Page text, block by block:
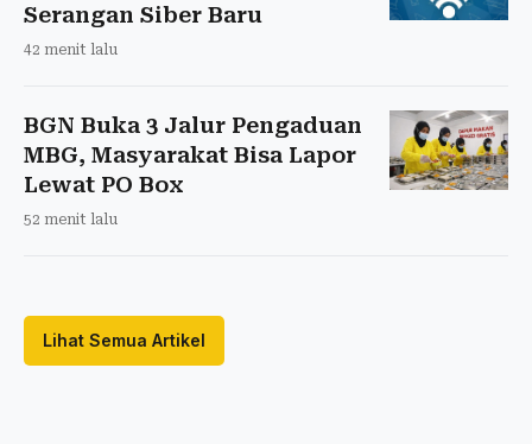
Serangan Siber Baru
42 menit lalu
BGN Buka 3 Jalur Pengaduan
MBG, Masyarakat Bisa Lapor
Lewat PO Box
52 menit lalu
Lihat Semua Artikel